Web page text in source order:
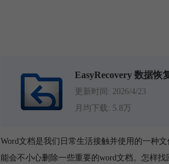
EasyRecovery 数据恢
更新时间: 2026/4/23
月均下载: 5.8万
Word文档是我们日常生活接触并使用的一种
能会不小心删除一些重要的word文档。怎样